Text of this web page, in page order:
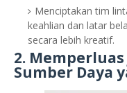
Menciptakan tim
keahlian dan latar
secara lebih kreatif.
2. Memperluas
Sumber Daya